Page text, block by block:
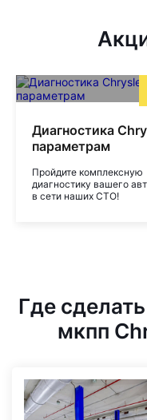
Диагностика
параметрам
Пройдите комплексную
диагностику вашего
в сети наших СТО!
Где
мкпп